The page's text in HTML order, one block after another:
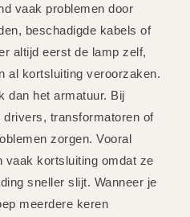
vaak problemen door
beschadigde kabels of
altijd eerst de lamp zelf,
al kortsluiting veroorzaken.
dan het armatuur. Bij
drivers, transformatoren of
zorgen. Vooral
vaak kortsluiting omdat ze
sneller slijt. Wanneer je
meerdere keren